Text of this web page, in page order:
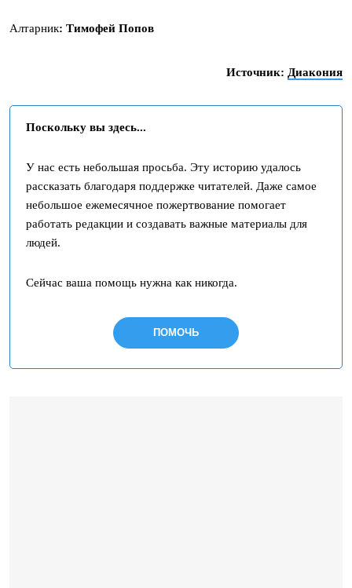
Алтарник: Тимофей Попов
Источник: Диакония
Поскольку вы здесь...
У нас есть небольшая просьба. Эту историю удалось
рассказать благодаря поддержке читателей. Даже самое
небольшое ежемесячное пожертвование помогает
работать редакции и создавать важные материалы для
людей.
Сейчас ваша помощь нужна как никогда.
ПОМОЧЬ